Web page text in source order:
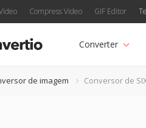
Compress Video GIF Editor
Converter
de imagem Conversor de